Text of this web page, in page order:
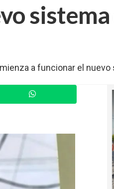
sistema
a funcionar el